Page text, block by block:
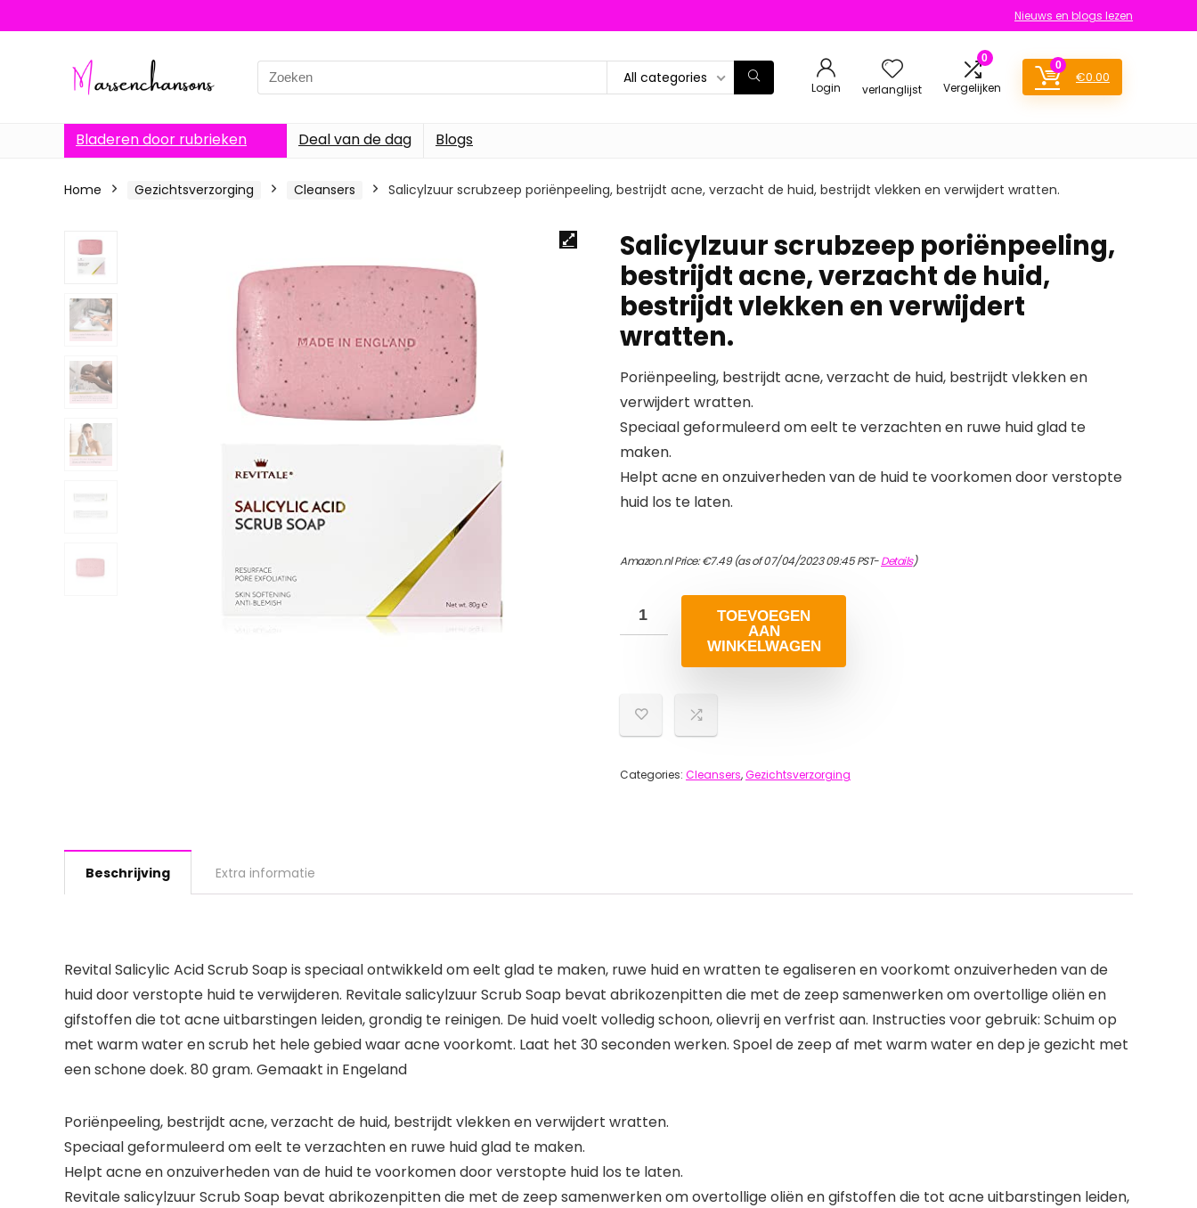
Nieuws en blogs lezen
Search
for:
All categories
Login verlanglijst
0
Vergelijken
0
€0.00
Bladeren door rubrieken Deal van de dag Blogs
Home Gezichtsverzorging Cleansers Salicylzuur scrubzeep poriënpeeling, bestrijdt acne, verzacht de huid, bestrijdt vlekken en verwijdert wratten.
Salicylzuur scrubzeep poriënpeeling,
bestrijdt acne, verzacht de huid,
bestrijdt vlekken en verwijdert
wratten.
Poriënpeeling, bestrijdt acne, verzacht de huid, bestrijdt vlekken en
verwijdert wratten.
Speciaal geformuleerd om eelt te verzachten en ruwe huid glad te
maken.
Helpt acne en onzuiverheden van de huid te voorkomen door verstopte
huid los te laten.
Amazon.nl Price:€7.49(as of 07/04/2023 09:45 PST-Details)
TOEVOEGEN
AAN
WINKELWAGEN
Categories: Cleansers,Gezichtsverzorging
Beschrijving Extra informatie
Revital Salicylic Acid Scrub Soap is speciaal ontwikkeld om eelt glad te maken, ruwe huid en wratten te egaliseren en voorkomt onzuiverheden van de
huid door verstopte huid te verwijderen. Revitale salicylzuur Scrub Soap bevat abrikozenpitten die met de zeep samenwerken om overtollige oliën en
gifstoffen die tot acne uitbarstingen leiden, grondig te reinigen. De huid voelt volledig schoon, olievrij en verfrist aan. Instructies voor gebruik: Schuim op
met warm water en scrub het hele gebied waar acne voorkomt. Laat het 30 seconden werken. Spoel de zeep af met warm water en dep je gezicht met
een schone doek. 80 gram. Gemaakt in Engeland
Poriënpeeling, bestrijdt acne, verzacht de huid, bestrijdt vlekken en verwijdert wratten.
Speciaal geformuleerd om eelt te verzachten en ruwe huid glad te maken.
Helpt acne en onzuiverheden van de huid te voorkomen door verstopte huid los te laten.
Revitale salicylzuur Scrub Soap bevat abrikozenpitten die met de zeep samenwerken om overtollige oliën en gifstoffen die tot acne uitbarstingen leiden,